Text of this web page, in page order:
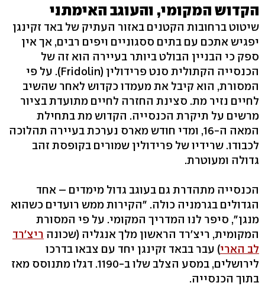
הקדוש המקומי, והעוגב האימתני
שיטוט ברחובות הקטנים באזור העתיק של באד זקינגן
יפגיש אתכם עם בתים ססגוניים ויפים רבים, אך אין
ספק כי הבניין הבולט ביותר בעיירה הוא זה של
הכנסייה הקתולית סנט פרידולין (Fridolin). על פי
המסורת, הוא קיבל את מעמדו כקדוש לאחר שהשיב
לחיים נזיר מת. סצינת החזרה לחיים מתועדת בציור
מרשים על תיקרת הכנסייה. הקדוש מת בתחילת
המאה ה-16, ומדי חודש מארס נערכת בעיירה תהלוכה
לכבודו. שרידיו של פרידולין שמורים בקופסת זהב
גדולה ומעוטרת.
הכנסייה מתהדרת גם בעוגב גדול מימדים – אחד
הגדולים בגרמניה כולה. "הקירות ממש רועדים כשהוא
מנגן", סיפר לנו המדריך המקומי. על פי המסורת
המקומית, ריצ'רד הראשון מלך אנגליה (שכונה ריצ'רד
לב הארי) עבר בבאד זקינגן יחד עם צבאו בדרכו
לירושלים, במסע הצלב שלו ב-1190. דגלו מתנוסס מאז
בתוך הכנסייה.